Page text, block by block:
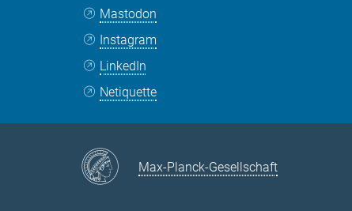
Mastodon
Instagram
LinkedIn
Netiquette
Max-Planck-Gesellschaft